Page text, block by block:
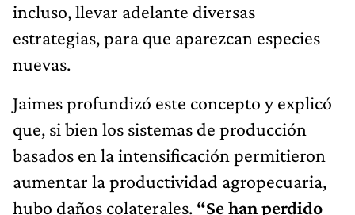
incluso, llevar adelante diversas
estrategias, para que aparezcan especies
nuevas.
Jaimes profundizó este concepto y explicó
que, si bien los sistemas de producción
basados en la intensificación permitieron
aumentar la productividad agropecuaria,
hubo daños colaterales. “Se han perdido